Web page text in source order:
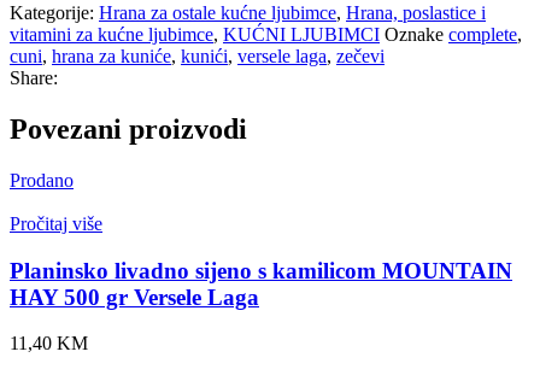
Kategorije: Hrana za ostale kućne ljubimce, Hrana, poslastice i
vitamini za kućne ljubimce, KUĆNI LJUBIMCI Oznake complete,
cuni, hrana za kuniće, kunići, versele laga, zečevi
Share:
Povezani proizvodi
Prodano
Pročitaj više
Planinsko livadno sijeno s kamilicom MOUNTAIN
HAY 500 gr Versele Laga
11,40 KM